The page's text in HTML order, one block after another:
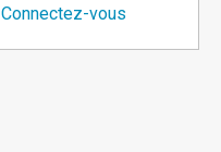
Connectez-vous